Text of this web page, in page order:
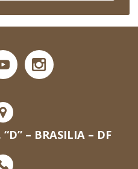
“D” – BRASILIA – DF